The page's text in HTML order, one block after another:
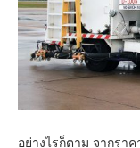
อย่างไรก็ตาม จากร